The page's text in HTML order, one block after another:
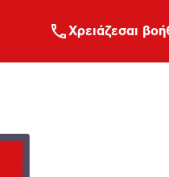
Xρειάζεσαι